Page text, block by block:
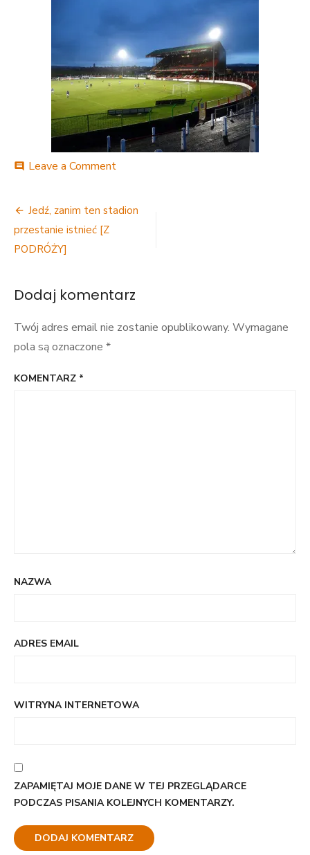
comment Leave a Commenton
Nawigacja
wpisu
Jedź, zanim ten stadion
przestanie istnieć [Z
PODRÓŻY]
Dodaj komentarz
Twój adres email nie zostanie opublikowany. Wymagane
pola są oznaczone *
KOMENTARZ *
NAZWA
ADRES EMAIL
WITRYNA INTERNETOWA
ZAPAMIĘTAJ MOJE DANE W TEJ PRZEGLĄDARCE
PODCZAS PISANIA KOLEJNYCH KOMENTARZY.